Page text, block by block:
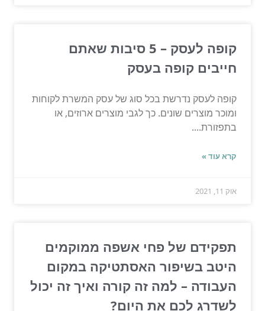
קופה לעסק – 5 סיבות שאתם
חייבים קופה בעסק
קופה לעסק נדרשת בכל סוג של עסק המשרת לקוחות
ומוכר מוצרים שונים. כך לגבי מוצרים ארוזים, או
בתפזורת....
קרא עוד »
אוק 11, 2021
תפקידם של פחי אשפה ממוקמים
היטב בשיפור האסתטיקה במקום
העבודה – למה זה קורה ואיך זה יכול
לשדרג לכם את היום?